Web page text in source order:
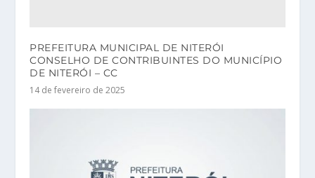
PREFEITURA MUNICIPAL DE NITERÓI
CONSELHO DE CONTRIBUINTES DO MUNICÍPIO
DE NITERÓI – CC
14 de fevereiro de 2025